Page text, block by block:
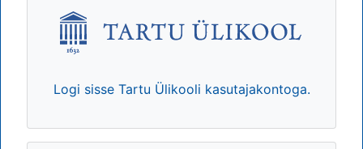
Logi sisse Tartu Ülikooli kasutajakontoga.